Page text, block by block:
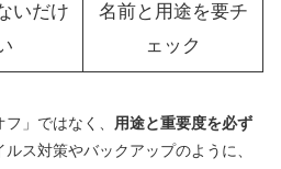
いだけ
名前と用途を要チ
ェック
」ではなく、 用途と重要度を必ず
ルス対策やバックアップのように、